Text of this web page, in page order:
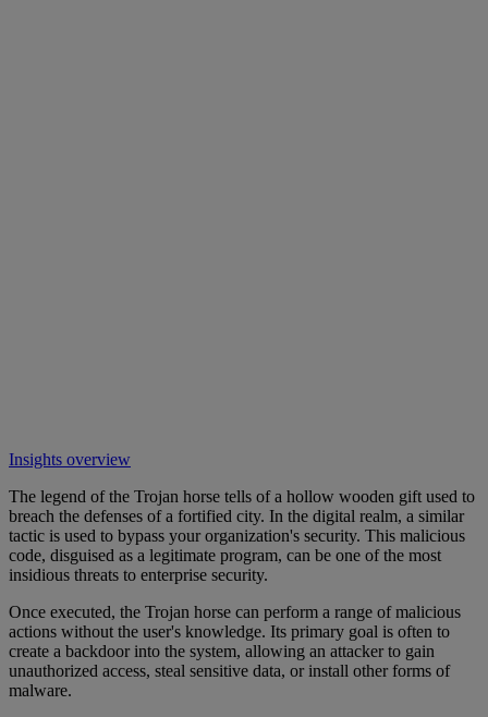
Insights overview
The legend of the Trojan horse tells of a hollow wooden gift used to
breach the defenses of a fortified city. In the digital realm, a similar
tactic is used to bypass your organization's security. This malicious
code, disguised as a legitimate program, can be one of the most
insidious threats to enterprise security.
Once executed, the Trojan horse can perform a range of malicious
actions without the user's knowledge. Its primary goal is often to
create a backdoor into the system, allowing an attacker to gain
unauthorized access, steal sensitive data, or install other forms of
malware.